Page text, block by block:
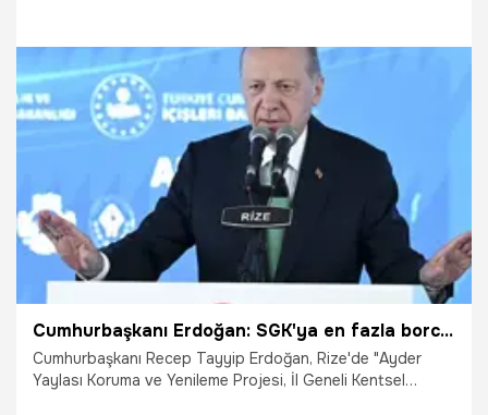
kapanacak.
14.09.2024 Gündem
Cumhurbaşkanı Erdoğan: SGK'ya en fazla borcu olan ilk 5 belediye CHP'li
Cumhurbaşkanı Recep Tayyip Erdoğan, Rize'de "Ayder
Yaylası Koruma ve Yenileme Projesi, İl Geneli Kentsel